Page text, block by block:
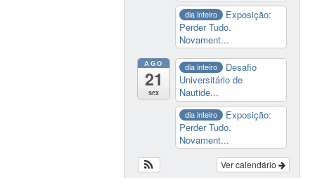
dia inteiro
Exposição:
Perder Tudo.
Novament...
AGO
21
sex
dia inteiro
Desafio
Universitário de
Nautide...
dia inteiro
Exposição:
Perder Tudo.
Novament...
Ver calendário